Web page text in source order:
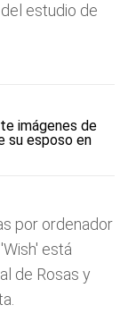
estudio de
imágenes de
su esposo en
por ordenador
está
de Rosas y